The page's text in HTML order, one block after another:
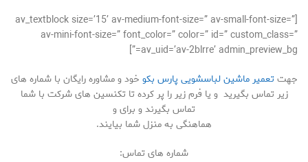
[av_textblock size=’15’ av-medium-font-size=” av-small-font-size=”
av-mini-font-size=” font_color=” color=” id=” custom_class=”
av_uid=’av-2blrre’ admin_preview_bg=”]
جهتتعمیر ماشین لباسشویی پارس بکو خود و مشاوره رایگان با شماره های
زیر تماس بگیرید و یا فرم زیر را پر کرده تا تکنسین های شرکت با شما
تماس بگیرند و برای و
هماهنگی به منزل شما بیایند.
شماره های تماس: